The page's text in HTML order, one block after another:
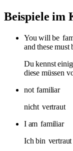
Beispiele im
You will be
and these must
Du kennst
diese müssen
not familiar
nicht vertraut
I am familiar
Ich bin vertraut